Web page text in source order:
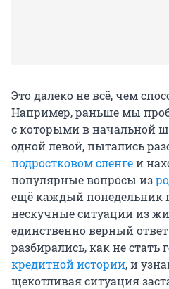
Это далеко не всё, чем
Например, раньше мы
с которыми в начальной
одной левой, пытались
подростковом сленгеи
популярные вопросы из
ещё каждый понедельник
нескучные ситуации из
единственно верный
разбирались, как не стать
кредитной истории, и
щекотливая ситуация